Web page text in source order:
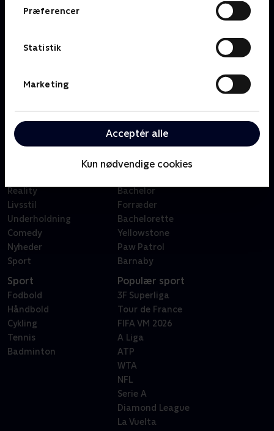
Præferencer
Statistik
Marketing
Acceptér alle
Kun nødvendige cookies
Support og
TV 2 NEWS i offentligt
Kategorier
Børn
Serier
Reality
Livsstil
Underholdning
Comedy
Nyheder
Sport
Populært
Klovn
Badehotellet
Sygeplejeskolen
Bachelor
Forræder
Bachelorette
Yellowstone
Paw Patrol
Barnaby
Sport
Fodbold
Håndbold
Cykling
Tennis
Badminton
Populær sport
3F Superliga
Tour de France
FIFA VM 2026
A Liga
ATP
WTA
NFL
Serie A
Diamond League
La Vuelta